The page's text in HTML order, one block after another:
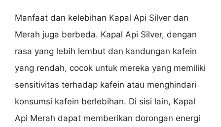
Manfaat dan kelebihan Kapal Api Silver dan
Merah juga berbeda. Kapal Api Silver, dengan
rasa yang lebih lembut dan kandungan kafein
yang rendah, cocok untuk mereka yang memiliki
sensitivitas terhadap kafein atau menghindari
konsumsi kafein berlebihan. Di sisi lain, Kapal
Api Merah dapat memberikan dorongan energi